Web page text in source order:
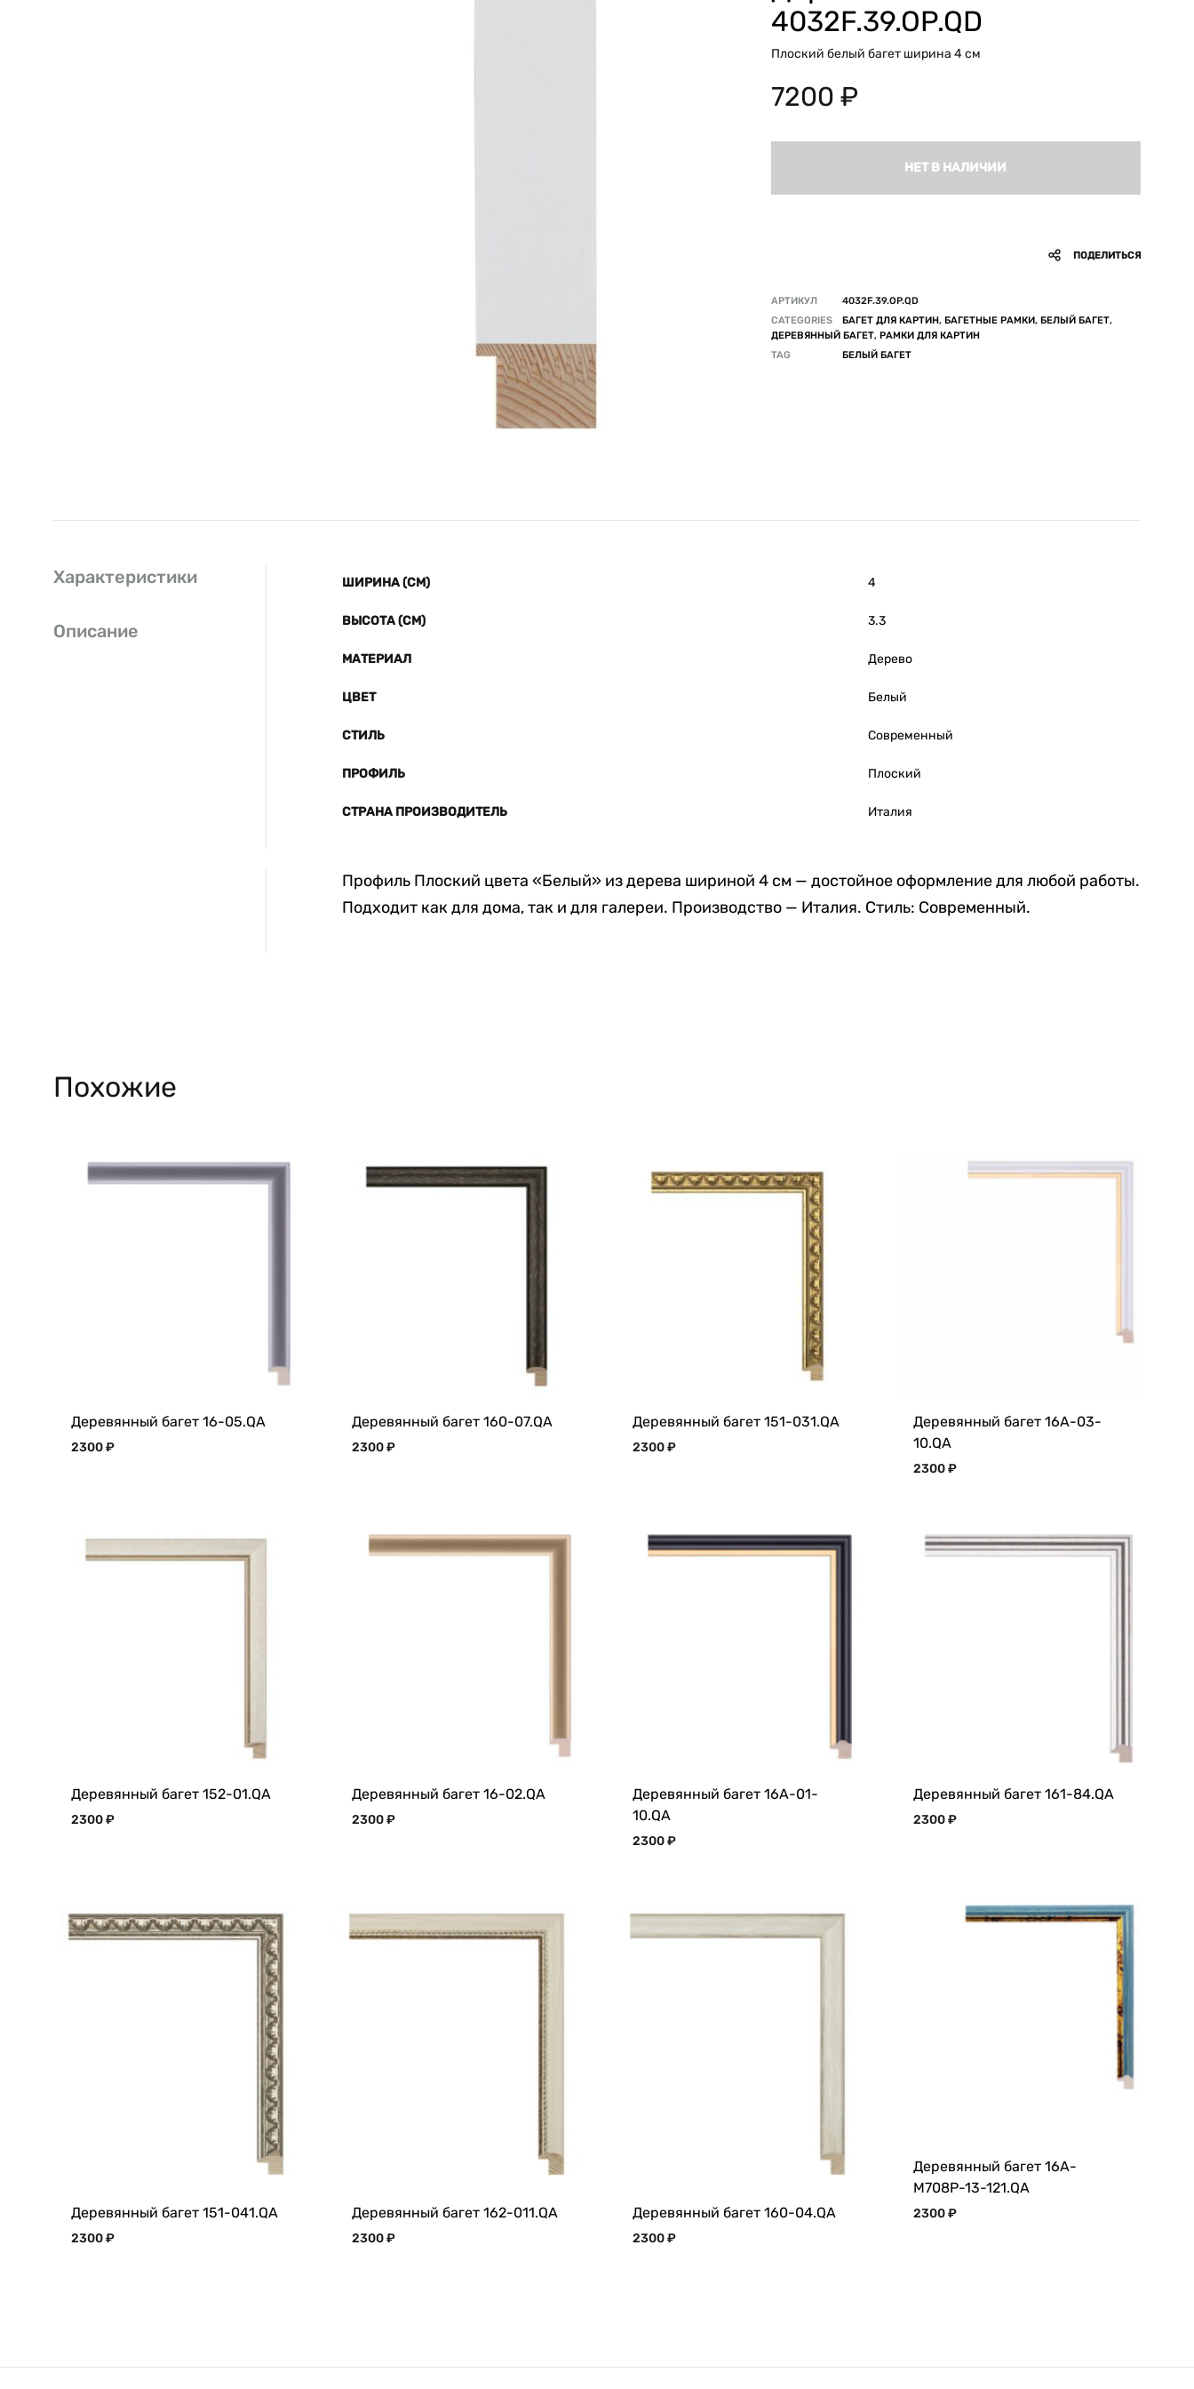
4032F.39.OP.QD
Плоский белый багет ширина 4 см
7200 ₽
НЕТ В НАЛИЧИИ
ПОДЕЛИТЬСЯ
АРТИКУЛ
4032F.39.OP.QD
CATEGORIES
БАГЕТ ДЛЯ КАРТИН, БАГЕТНЫЕ РАМКИ, БЕЛЫЙ БАГЕТ,
ДЕРЕВЯННЫЙ БАГЕТ, РАМКИ ДЛЯ КАРТИН
TAG
БЕЛЫЙ БАГЕТ
Характеристики
Описание
ШИРИНА (СМ) 4
ВЫСОТА (СМ) 3.3
МАТЕРИАЛ Дерево
ЦВЕТ Белый
СТИЛЬ Современный
ПРОФИЛЬ Плоский
СТРАНА ПРОИЗВОДИТЕЛЬ Италия
Профиль Плоский цвета «Белый» из дерева шириной 4 см — достойное оформление для любой работы.
Подходит как для дома, так и для галереи. Производство — Италия. Стиль: Современный.
Похожие
Деревянный багет 16-05.QA
2300₽
Деревянный багет 160-07.QA
2300₽
Деревянный багет 151-031.QA
2300₽
Деревянный багет 16A-03-
10.QA
2300₽
Деревянный багет 152-01.QA
2300₽
Деревянный багет 16-02.QA
2300₽
Деревянный багет 16A-01-
10.QA
2300₽
Деревянный багет 161-84.QA
2300₽
Деревянный багет 151-041.QA
2300₽
Деревянный багет 162-011.QA
2300₽
Деревянный багет 160-04.QA
2300₽
Деревянный багет 16A-
M708P-13-121.QA
2300₽